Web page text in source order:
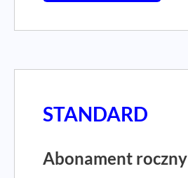
STANDARD
Abonament roczny